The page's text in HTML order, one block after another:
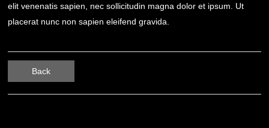
elit venenatis sapien, nec sollicitudin magna dolor et ipsum. Ut
placerat nunc non sapien eleifend gravida.
Back